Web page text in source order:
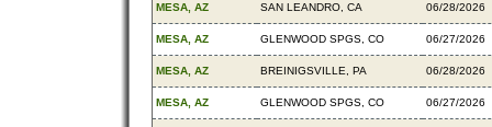
MESA, AZ SAN LEANDRO, CA 06/28/2026
MESA, AZ GLENWOOD SPGS, CO 06/27/2026
MESA, AZ BREINIGSVILLE, PA 06/28/2026
MESA, AZ GLENWOOD SPGS, CO 06/27/2026